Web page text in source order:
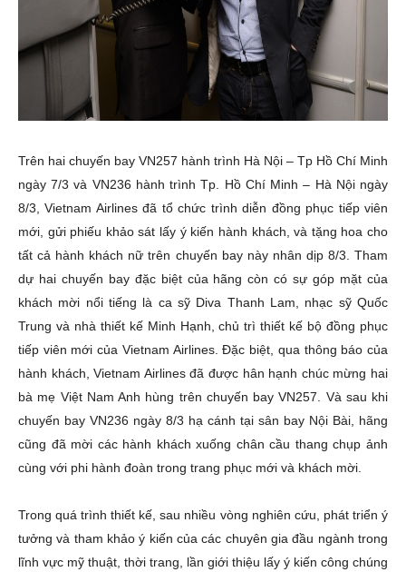
Trên hai chuyến bay VN257 hành trình Hà Nội – Tp Hồ Chí Minh
ngày 7/3 và VN236 hành trình Tp. Hồ Chí Minh – Hà Nội ngày
8/3, Vietnam Airlines đã tổ chức trình diễn đồng phục tiếp viên
mới, gửi phiếu khảo sát lấy ý kiến hành khách, và tặng hoa cho
tất cả hành khách nữ trên chuyến bay này nhân dịp 8/3. Tham
dự hai chuyến bay đặc biệt của hãng còn có sự góp mặt của
khách mời nổi tiếng là ca sỹ Diva Thanh Lam, nhạc sỹ Quốc
Trung và nhà thiết kế Minh Hạnh, chủ trì thiết kế bộ đồng phục
tiếp viên mới của Vietnam Airlines. Đặc biệt, qua thông báo của
hành khách, Vietnam Airlines đã được hân hạnh chúc mừng hai
bà mẹ Việt Nam Anh hùng trên chuyến bay VN257. Và sau khi
chuyến bay VN236 ngày 8/3 hạ cánh tại sân bay Nội Bài, hãng
cũng đã mời các hành khách xuống chân cầu thang chụp ảnh
cùng với phi hành đoàn trong trang phục mới và khách mời.
Trong quá trình thiết kế, sau nhiều vòng nghiên cứu, phát triển ý
tưởng và tham khảo ý kiến của các chuyên gia đầu ngành trong
lĩnh vực mỹ thuật, thời trang, lần giới thiệu lấy ý kiến công chúng